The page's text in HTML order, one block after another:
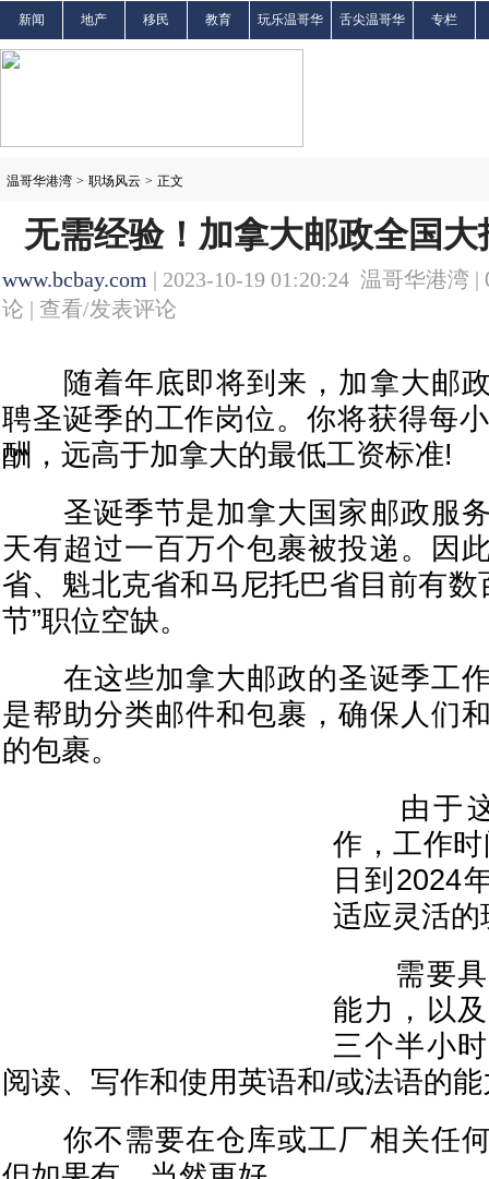
新闻 地产 移民 教育 玩乐温哥华 舌尖温哥华 专栏
温哥华港湾 > 职场风云 > 正文
无需经验！加拿大邮政全国大
www.bcbay.com | 2023-10-19 01:20:24 温哥华港湾 |
论 | 查看/发表评论
随着年底即将到来，加拿大邮政
聘圣诞季的工作岗位。你将获得每
酬，远高于加拿大的最低工资标准!
圣诞季节是加拿大国家邮政服务
天有超过一百万个包裹被投递。因
省、魁北克省和马尼托巴省目前有数
节”职位空缺。
在这些加拿大邮政的圣诞季工作
是帮助分类邮件和包裹，确保人们
的包裹。
由于这
作，工作
日到2024
适应灵活的
需要具
能力，以
三个半小
阅读、写作和使用英语和/或法语的
你不需要在仓库或工厂相关任何